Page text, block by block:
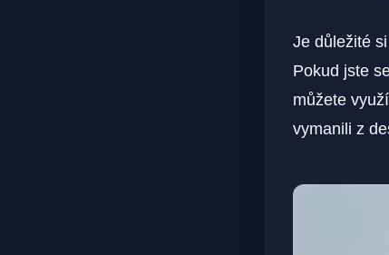
Je důležité
Pokud jste⁣
můžete
vymanili z⁤